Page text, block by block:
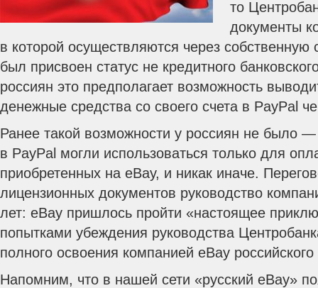
то
документы
в которой осуществляются через собственную
был присвоен статус не кредитного
россиян это предполагает возможность
денежные средства со своего счета в PayPal
Ранее такой возможности у россиян не было —
в PayPal могли использоваться только для
приобретенных на eBay, и никак иначе.
лицензионных документов руководство
лет: eBay пришлось пройти «настоящее
попытками убеждения руководства
полного освоения компанией eBay
Напомним, что в нашей сети «русский eBay»